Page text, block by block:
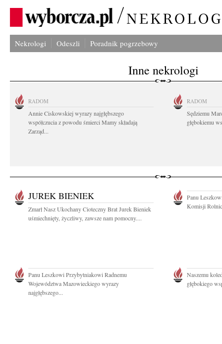
Nekrologi Odeszli Poradnik pogrzebowy
Inne nekrologi
RADOM
Annie Ciskowskiej wyrazy najgłębszego
współczucia z powodu śmierci Mamy składają
Zarząd...
RADOM
Sędziemu
głębokiemu
JUREK BIENIEK
Zmarł Nasz Ukochany Cioteczny Brat Jurek Bieniek
uśmiechnięty, życzliwy, zawsze nam pomocny....
Panu
Komisji
Panu Leszkowi Przybytniakowi Radnemu
Województwa Mazowieckiego wyrazy
najgłębszego...
Naszemu
głębokiego